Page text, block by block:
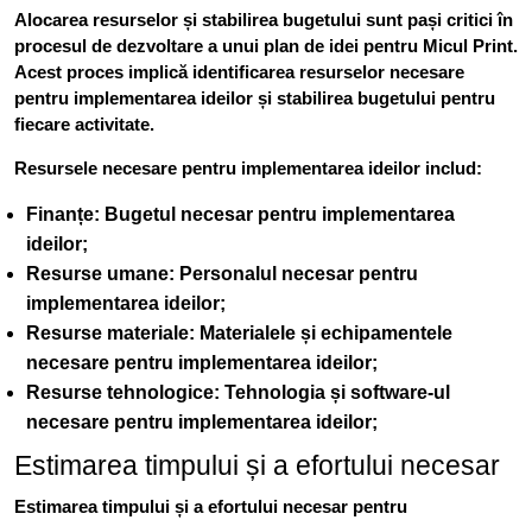
Alocarea resurselor și stabilirea bugetului sunt pași critici în
procesul de dezvoltare a unui plan de idei pentru Micul Print.
Acest proces implică identificarea resurselor necesare
pentru implementarea ideilor și stabilirea bugetului pentru
fiecare activitate.
Resursele necesare pentru implementarea ideilor includ:
Finanțe: Bugetul necesar pentru implementarea
ideilor;
Resurse umane: Personalul necesar pentru
implementarea ideilor;
Resurse materiale: Materialele și echipamentele
necesare pentru implementarea ideilor;
Resurse tehnologice: Tehnologia și software-ul
necesare pentru implementarea ideilor;
Estimarea timpului și a efortului necesar
Estimarea timpului și a efortului necesar pentru